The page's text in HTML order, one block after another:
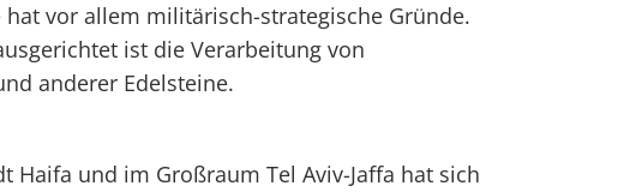
hat vor allem militärisch-strategische Gründe.
ist die Verarbeitung von
anderer Edelsteine.
Haifa und im Großraum Tel Aviv-Jaffa hat sich